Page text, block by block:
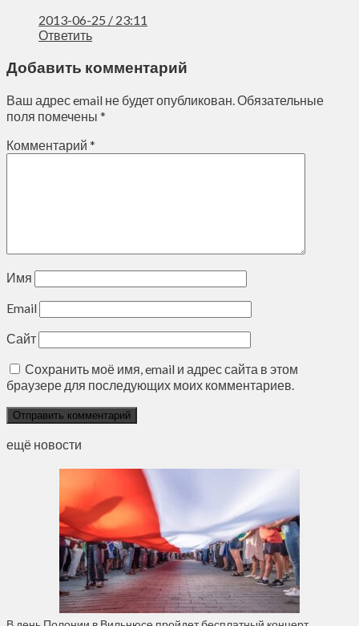
2013-06-25 / 23:11
Ответить
Добавить комментарий
Ваш адрес email не будет опубликован. Обязательные
поля помечены *
Комментарий *
Имя
Email
Сайт
Сохранить моё имя, email и адрес сайта в этом
браузере для последующих моих комментариев.
ещё новости